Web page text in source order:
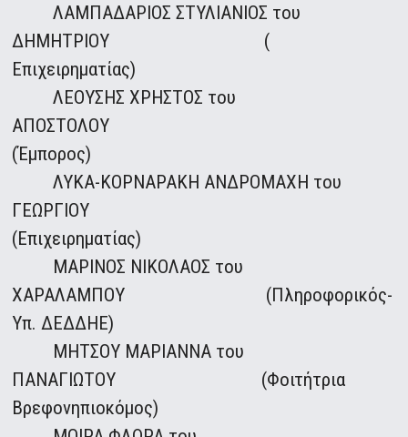
ΛΑΜΠΑΔΑΡΙΟΣ ΣΤΥΛΙΑΝΙΟΣ του
ΔΗΜΗΤΡΙΟΥ (
Επιχειρηματίας)
ΛΕΟΥΣΗΣ ΧΡΗΣΤΟΣ του
ΑΠΟΣΤΟΛΟΥ
(Έμπορος)
ΛΥΚΑ-ΚΟΡΝΑΡΑΚΗ ΑΝΔΡΟΜΑΧΗ του
ΓΕΩΡΓΙΟΥ
(Επιχειρηματίας)
ΜΑΡΙΝΟΣ ΝΙΚΟΛΑΟΣ του
ΧΑΡΑΛΑΜΠΟΥ (Πληροφορικός-
Υπ. ΔΕΔΔΗΕ)
ΜΗΤΣΟΥ ΜΑΡΙΑΝΝΑ του
ΠΑΝΑΓΙΩΤΟΥ (Φοιτήτρια
Βρεφονηπιοκόμος)